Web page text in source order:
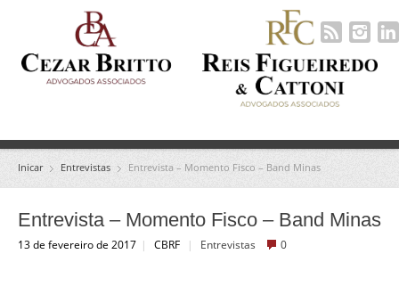
Inicar Entrevistas Entrevista – Momento Fisco – Band Minas
Entrevista – Momento Fisco – Band Minas
13 de fevereiro de 2017 | CBRF | Entrevistas 0